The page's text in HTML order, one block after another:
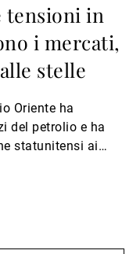
tensioni in
i mercati,
stelle
Oriente ha
del petrolio e ha
statunitensi ai
sono
hanno